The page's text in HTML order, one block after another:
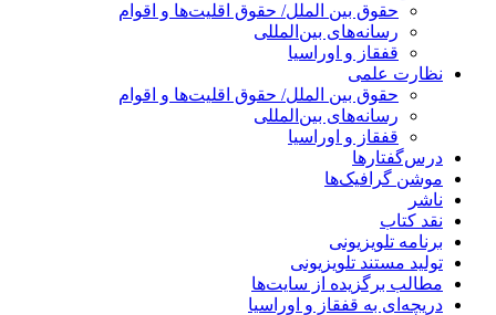
حقوق بین الملل/ حقوق اقلیت‌ها و اقوام
رسانه‌های بین‌المللی
قفقاز و اوراسیا
نظارت علمی
حقوق بین الملل/ حقوق اقلیت‌ها و اقوام
رسانه‌های بین‌المللی
قفقاز و اوراسیا
درس‌گفتارها
موشن گرافیک‌ها
ناشر
نقد کتاب
برنامه‌ تلویزیونی
تولید مستند تلویزیونی
مطالب برگزیده از سایت‌ها
دریچه‌ای به قفقاز و اوراسیا